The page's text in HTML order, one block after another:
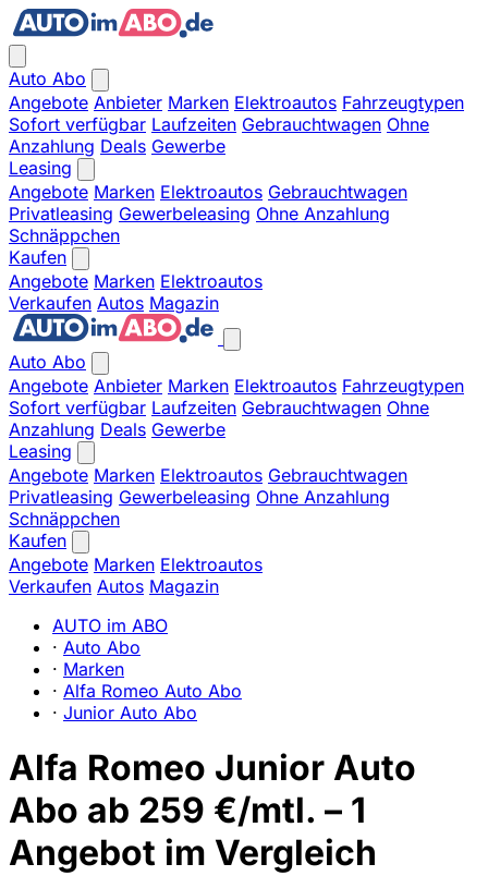
Auto Abo
Angebote Anbieter Marken Elektroautos Fahrzeugtypen
Sofort verfügbar Laufzeiten Gebrauchtwagen Ohne
Anzahlung Deals Gewerbe
Leasing
Angebote Marken Elektroautos Gebrauchtwagen
Privatleasing Gewerbeleasing Ohne Anzahlung
Schnäppchen
Kaufen
Angebote Marken Elektroautos
Verkaufen Autos Magazin
Auto Abo
Angebote Anbieter Marken Elektroautos Fahrzeugtypen
Sofort verfügbar Laufzeiten Gebrauchtwagen Ohne
Anzahlung Deals Gewerbe
Leasing
Angebote Marken Elektroautos Gebrauchtwagen
Privatleasing Gewerbeleasing Ohne Anzahlung
Schnäppchen
Kaufen
Angebote Marken Elektroautos
Verkaufen Autos Magazin
AUTO im ABO
· Auto Abo
· Marken
· Alfa Romeo Auto Abo
· Junior Auto Abo
Alfa Romeo Junior Auto
Abo ab 259 €/mtl. – 1
Angebot im Vergleich